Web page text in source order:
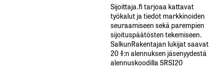
Sijoittaja.fi tarjoaa kattavat
työkalut ja tiedot markkinoiden
seuraamiseen sekä parempien
sijoituspäätösten tekemiseen.
SalkunRakentajan lukijat saavat
20 %:n alennuksen jäsenyydestä
alennuskoodilla SRSI20